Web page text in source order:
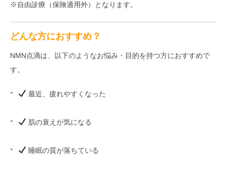
※自由診療（保険適用外）となります。
どんな方におすすめ？
NMN点滴は、以下のようなお悩み・目的を持つ方におすすめで
す。
最近、疲れやすくなった
肌の衰えが気になる
睡眠の質が落ちている